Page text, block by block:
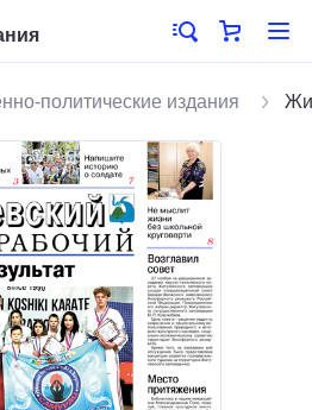
политические издания